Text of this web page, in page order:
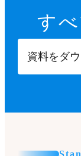
す
資料をダ